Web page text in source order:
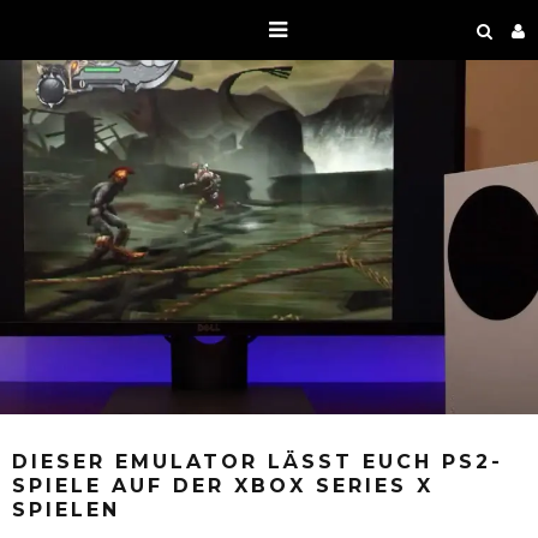
DIESER EMULATOR LÄSST EUCH PS2-
SPIELE AUF DER XBOX SERIES X
SPIELEN